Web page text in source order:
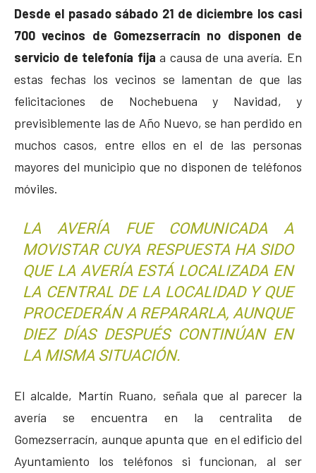
Desde el pasado sábado 21 de diciembre los casi
700 vecinos de Gomezserracín no disponen de
servicio de telefonía fija a causa de una avería. En
estas fechas los vecinos se lamentan de que las
felicitaciones de Nochebuena y Navidad, y
previsiblemente las de Año Nuevo, se han perdido en
muchos casos, entre ellos en el de las personas
mayores del municipio que no disponen de teléfonos
móviles.
LA AVERÍA FUE COMUNICADA A
MOVISTAR CUYA RESPUESTA HA SIDO
QUE LA AVERÍA ESTÁ LOCALIZADA EN
LA CENTRAL DE LA LOCALIDAD Y QUE
PROCEDERÁN A REPARARLA, AUNQUE
DIEZ DÍAS DESPUÉS CONTINÚAN EN
LA MISMA SITUACIÓN.
El alcalde, Martín Ruano, señala que al parecer la
avería se encuentra en la centralita de
Gomezserracín, aunque apunta que en el edificio del
Ayuntamiento los teléfonos si funcionan, al ser